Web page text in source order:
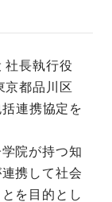
社長執行役
京都品川区
連携協定を
院が持つ知
携して社会
を目的とし